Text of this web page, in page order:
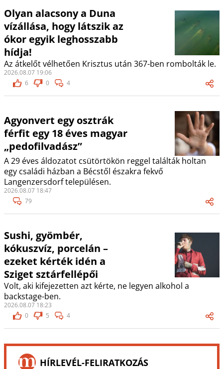
Olyan alacsony a Duna
vízállása, hogy látszik az
ókor egyik leghosszabb
hídja!
Az átkelőt vélhetően Krisztus után 367-ben rombolták le.
2026.08.07 19:06
6
0 4
Agyonvert egy osztrák
férfit egy 18 éves magyar
„pedofilvadász”
A 29 éves áldozatot csütörtökön reggel találták holtan
egy családi házban a Bécstől északra fekvő
Langenzersdorf településen.
2026.08.07 18:47
79
Sushi, gyömbér,
kókuszvíz, porcelán –
ezeket kérték idén a
Sziget sztárfellépői
Volt, aki kifejezetten azt kérte, ne legyen alkohol a
backstage-ben.
2026.08.07 18:23
0
5 4
HÍRLEVÉL-FELIRATKOZÁS